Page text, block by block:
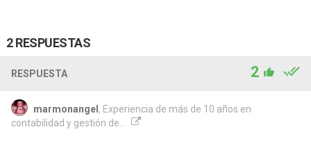
2 RESPUESTAS
RESPUESTA 2
marmonangel , Experiencia de más de 10 años en
contabilidad y gestión de...